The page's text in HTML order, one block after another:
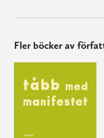
Fler böcker av